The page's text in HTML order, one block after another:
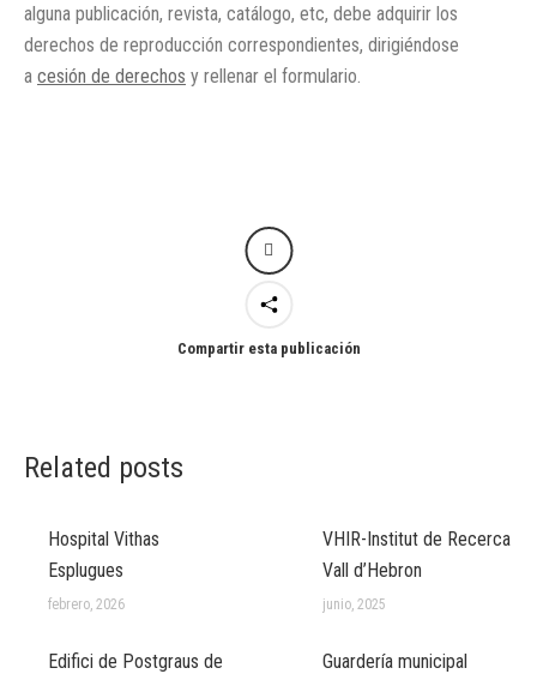
alguna publicación, revista, catálogo, etc, debe adquirir los
derechos de reproducción correspondientes, dirigiéndose
a cesión de derechos y rellenar el formulario.
Compartir esta publicación
Related posts
Hospital Vithas
Esplugues
febrero, 2026
VHIR-Institut de Recerca
Vall d’Hebron
junio, 2025
Edifici de Postgraus de
Guardería municipal